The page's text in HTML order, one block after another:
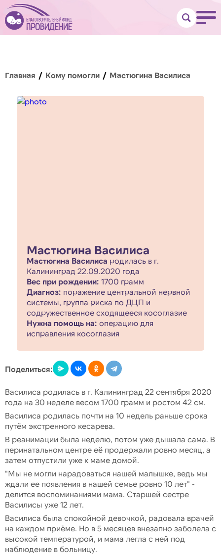
Главная Кому помогли Мастюгина Василиса
Мастюгина Василиса
Мастюгина Василиса родилась в г.
Калининград 22.09.2020 года
Вес при рождении: 1700 грамм
Диагноз: поражение центральной нервной
системы, группа риска по ДЦП и
содружественное сходящееся косоглазие
Нужна помощь на: операцию для
исправления косоглазия
Поделиться:
Василиса родилась в г. Калининград 22 сентября 2020
года на 30 неделе весом 1700 грамм и ростом 42 см.
Василиса родилась почти на 10 недель раньше срока
путём экстренного кесарева.
В реанимации была неделю, потом уже дышала сама. В
перинатальном центре её продержали ровно месяц, а
затем отпустили уже к маме домой.
"Мы не могли нарадоваться нашей малышке, ведь мы
ждали ее появления в нашей семье ровно 10 лет" -
делится воспоминаниями мама. Старшей сестре
Василисы уже 12 лет.
Василиса была спокойной девочкой, радовала врачей
на каждом приёме. Но в 5 месяцев внезапно заболела с
высокой температурой, и мама легла с ней под
наблюдение в больницу.